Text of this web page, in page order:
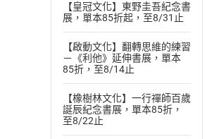
【皇冠文化】東野圭吾紀念書
展，單本85折起，至8/31止
【啟動文化】翻轉思維的練習
－《利他》延伸書展，單本
85折，至8/14止
【橡樹林文化】一行禪師百歲
誕辰紀念書展，單本85折，
至8/22止